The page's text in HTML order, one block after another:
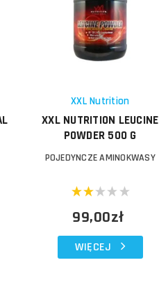
XXL Nutrition
XXL NUTRITION LEUCINE
POWDER 500 G
POJEDYNCZE AMINOKWASY
99,00zł
WIĘCEJ